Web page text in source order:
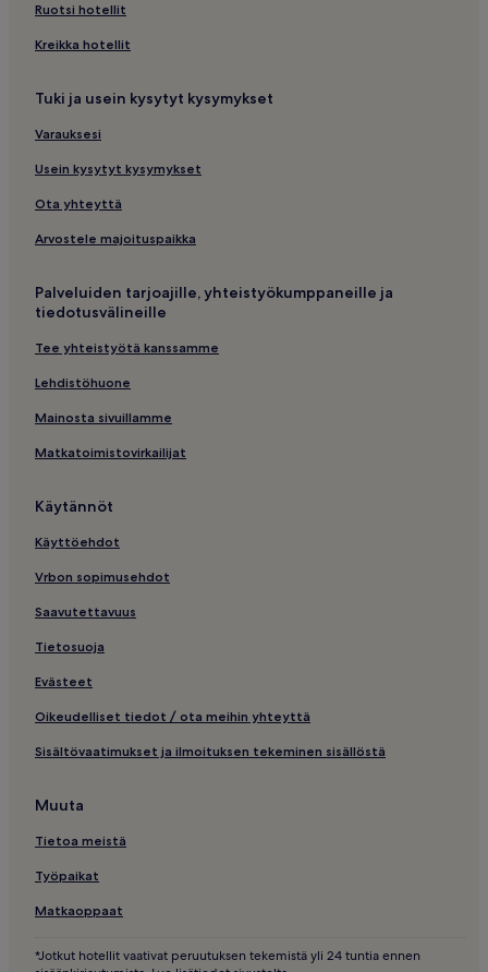
Ruotsi hotellit
Kreikka hotellit
Tuki ja usein kysytyt kysymykset
Varauksesi
Usein kysytyt kysymykset
Ota yhteyttä
Arvostele majoituspaikka
Palveluiden tarjoajille, yhteistyökumppaneille ja
tiedotusvälineille
Tee yhteistyötä kanssamme
Lehdistöhuone
Mainosta sivuillamme
Matkatoimistovirkailijat
Käytännöt
Käyttöehdot
Vrbon sopimusehdot
Saavutettavuus
Tietosuoja
Evästeet
Oikeudelliset tiedot / ota meihin yhteyttä
Sisältövaatimukset ja ilmoituksen tekeminen sisällöstä
Muuta
Tietoa meistä
Työpaikat
Matkaoppaat
*Jotkut hotellit vaativat peruutuksen tekemistä yli 24 tuntia ennen